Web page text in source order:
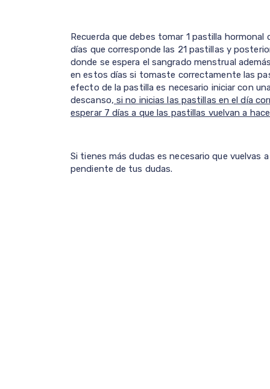
Recuerda que debes tomar 1 pastilla
días que corresponde las 21 pastillas y
donde se espera el sangrado menstrual
en estos días si tomaste correctamente las
efecto de la pastilla es necesario iniciar con
descanso, si no inicias las pastillas en el día
esperar 7 días a que las pastillas vuelvan a
Si tienes más dudas es necesario que vuelvas
pendiente de tus dudas.